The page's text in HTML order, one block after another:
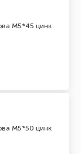
М5*45 цинк
М5*50 цинк